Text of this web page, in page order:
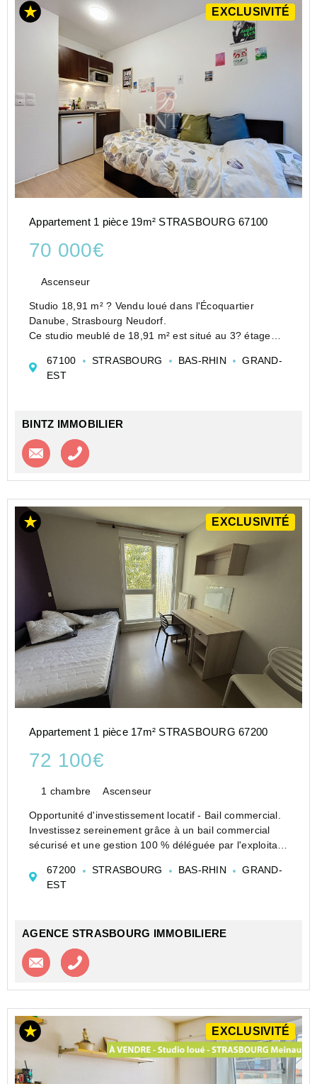
EXCLUSIVITÉ
Appartement 1 pièce 19m² STRASBOURG 67100
70 000€
Ascenseur
Studio 18,91 m² ? Vendu loué dans l'Écoquartier
Danube, Strasbourg Neudorf.
Ce studio meublé de 18,91 m² est situé au 3? étage
d'un ascenseur.
Il offre une pièce de vie lumineuse avec kit...
67100 STRASBOURG BAS-RHIN
GRAND-
EST
BINTZ IMMOBILIER
Contacter l'agence
EXCLUSIVITÉ
Appartement 1 pièce 17m² STRASBOURG 67200
72 100€
1 chambre Ascenseur
Opportunité d'investissement locatif - Bail commercial.
Investissez sereinement grâce à un bail commercial
sécurisé et une gestion 100 % déléguée par l'exploitant
garanti d'un montant de ...
67200 STRASBOURG BAS-RHIN
GRAND-
EST
AGENCE STRASBOURG IMMOBILIERE
Contacter l'agence
EXCLUSIVITÉ